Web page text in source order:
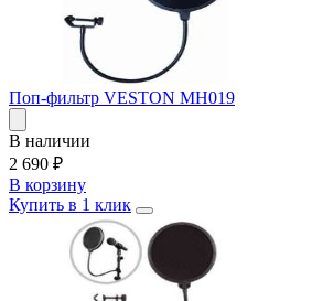
Поп-фильтр VESTON MH019
В наличии
2 690 ₽
В корзину
Купить в 1 клик